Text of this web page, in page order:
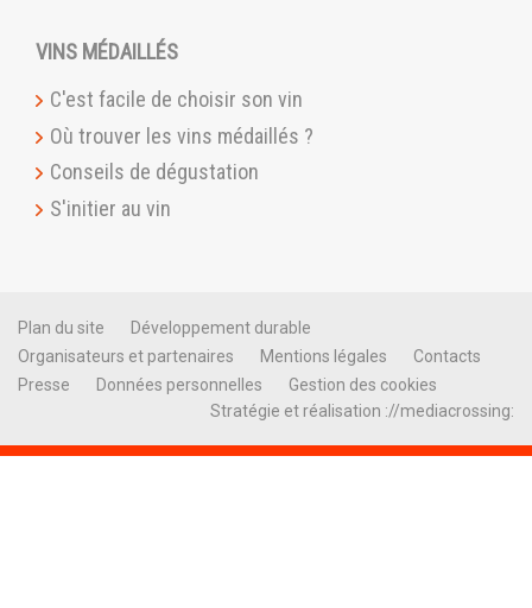
VINS MÉDAILLÉS
C'est facile de choisir son vin
Où trouver les vins médaillés ?
Conseils de dégustation
S'initier au vin
Plan du site
Développement durable
Organisateurs et partenaires
Mentions légales
Contacts
Presse
Données personnelles
Gestion des cookies
Stratégie et réalisation ://mediacrossing: